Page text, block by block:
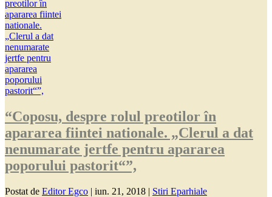
“Coposu, despre rolul preotilor în
apararea fiintei nationale. „Clerul a dat
nenumarate jertfe pentru apararea
poporului pastorit“”,
Postat de Editor Egco | iun. 21, 2018 | Stiri Eparhiale